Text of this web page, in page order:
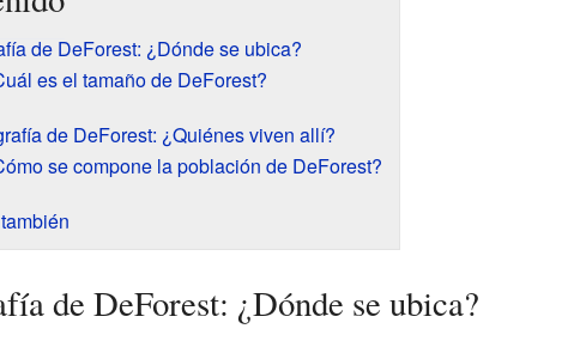
de DeForest: ¿Dónde se ubica?
es el tamaño de DeForest?
de DeForest: ¿Quiénes viven allí?
se compone la población de DeForest?
de DeForest: ¿Dónde se ubica?